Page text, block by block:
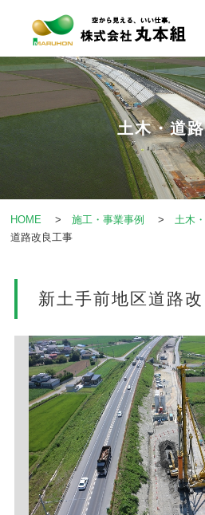
HOME
事業紹介
施工・事業事例
お知らせ
採用情報
お問い合わせ
プライバシーポリシー
社員行動規範
土木・道
HOME >施工・事業事例 >土木
道路改良工事
新土手前地区道路